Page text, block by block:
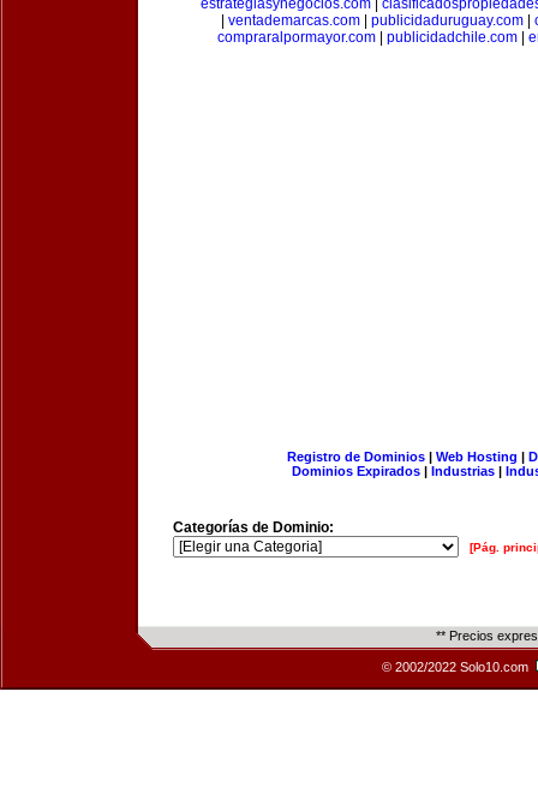
estrategiasynegocios.com|
ventademarcas.com publicidaduruguay.com
compraralpormayor.com| publicidadchile.com|
Registro de Dominios| Web Hosting |
Dominios Expirados | Industrias |
Categorías de Dominio:
[Pág.
** Precios
© 2002/2022 Solo10.com